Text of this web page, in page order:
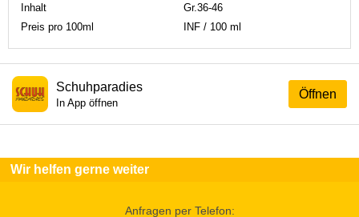
Inhalt
Gr.36-46
Preis pro 100ml
INF / 100 ml
Öffnen
Schuhparadies
In App öffnen
Wir helfen gerne weiter
Anfragen per Telefon: